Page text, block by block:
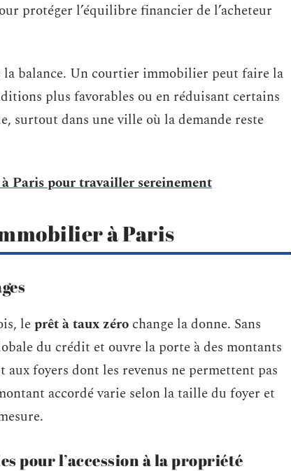
protéger l’équilibre financier de l’acheteur
balance. Un courtier immobilier peut faire la
plus favorables ou en réduisant certains
surtout dans une ville où la demande reste
Paris pour travailler sereinement
à Paris
leprêt à taux zéro change la donne. Sans
du crédit et ouvre la porte à des montants
aux foyers dont les revenus ne permettent pas
accordé varie selon la taille du foyer et
pour l’accession à la propriété